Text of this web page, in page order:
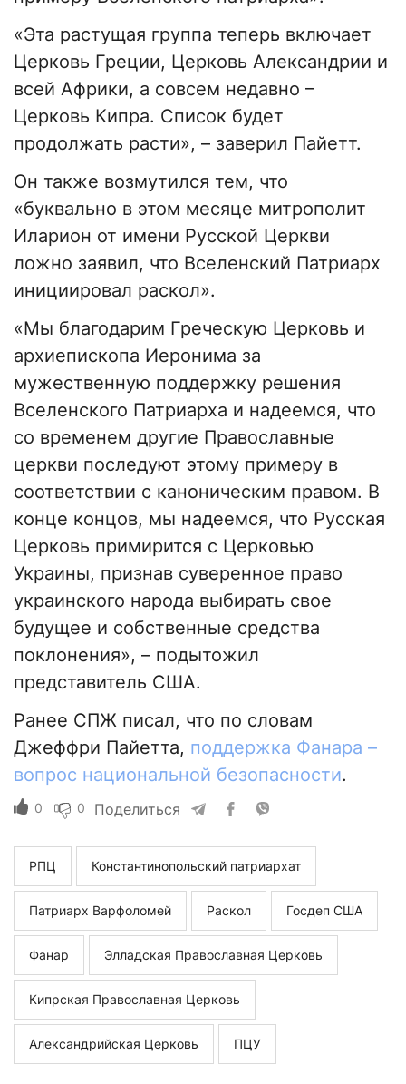
«Эта растущая группа теперь включает
Церковь Греции, Церковь Александрии и
всей Африки, а совсем недавно –
Церковь Кипра. Список будет
продолжать расти», – заверил Пайетт.
Он также возмутился тем, что
«буквально в этом месяце митрополит
Иларион от имени Русской Церкви
ложно заявил, что Вселенский Патриарх
инициировал раскол».
«Мы благодарим Греческую Церковь и
архиепископа Иеронима за
мужественную поддержку решения
Вселенского Патриарха и надеемся, что
со временем другие Православные
церкви последуют этому примеру в
соответствии с каноническим правом. В
конце концов, мы надеемся, что Русская
Церковь примирится с Церковью
Украины, признав суверенное право
украинского народа выбирать свое
будущее и собственные средства
поклонения», – подытожил
представитель США.
Ранее СПЖ писал, что по словам
Джеффри Пайетта, поддержка Фанара –
вопрос национальной безопасности.
0 0 Поделиться
РПЦ Константинопольский патриархат
Патриарх Варфоломей Раскол Госдеп США
Фанар Элладская Православная Церковь
Кипрская Православная Церковь
Александрийская Церковь ПЦУ